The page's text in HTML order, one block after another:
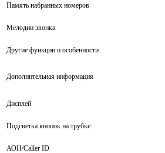
Память набранных номеров
Мелодии звонка
Другие функции и особенности
Дополнительная информация
Дисплей
Подсветка кнопок на трубке
АОН/Caller ID